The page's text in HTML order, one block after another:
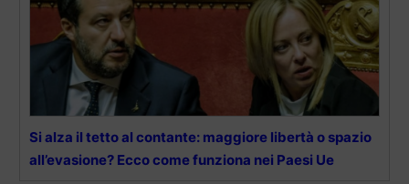
Si alza il tetto al contante: maggiore libertà o spazio
all’evasione? Ecco come funziona nei Paesi Ue